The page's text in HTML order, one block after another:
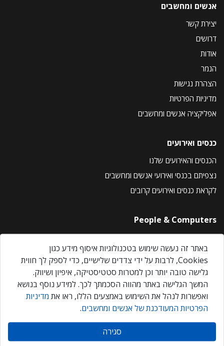
אנשים ומחשבים
יצירת קשר
דרושים
אודות
הנמר
הצהרת נגישות
מדיניות הפרטיות
אפליקציה אנשים ומחשבים
כנסים ואירועים
הכנסים והאירועים שלנו
נצפיתם בכנסי ואירועי אנשים ומחשבים
לקראת כנסים ואירועים קרובים
People & Computers
About Us
Privacy Policy
Contact Us
Our Events
אנשים ומחשבים © 2026 – כל הזכויות שמורות
באתר זה נעשה שימוש בטכנולוגיות איסוף מידע כגון
Cookies, לרבות על ידי צדדים שלישיים, כדי לספק לך חווית
גלישה טובה יותר וכן למטרות סטטיסטיקה, איפיון ושיווק.
המשך הגלישה באתר מהווה הסכמתך לכך. למידע נוסף בנושא
ואפשרות לנהל את השימוש באמצעים הללו, ראו את מדיניות
הפרטיות המעודכנת של אנשים ומחשבים.
סגירה